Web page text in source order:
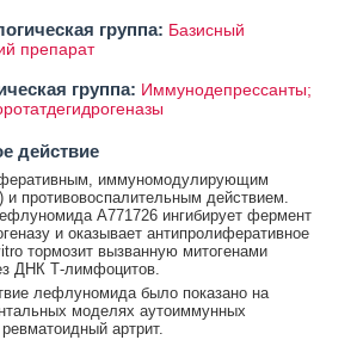
группа: Базисный
препарат
группа: Иммунодепрессанты;
действие
иммуномодулирующим
противовоспалительным действием.
А771726 ингибирует фермент
и оказывает антипролиферативное
тормозит вызванную митогенами
ДНК Т-лимфоцитов.
лефлуномида было показано на
моделях аутоиммунных
артрит.